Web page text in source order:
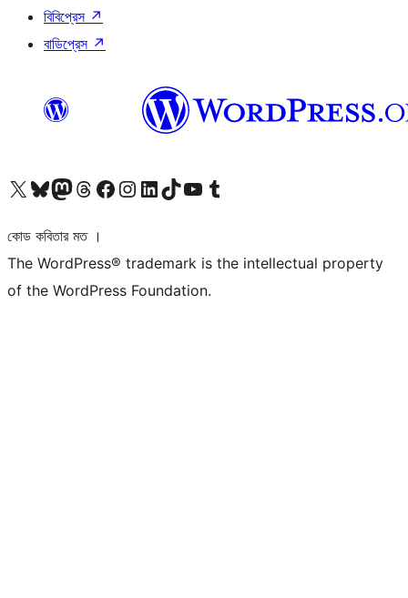
বিবিপ্রেস ↗
বাডিপ্রেস ↗
আমাদের X (আগের টুইটার) অ্যাকাউন্টে যানআমাদের Bluesky অ্যাকাউন্টটি দেখুনআমাদের মাস্টোডন অ্যাকাউন্টটি দেখুনআমাদের থ্রেডস অ্যাকাউন্টটি দেখুনআমাদের ফেসবুক পেজ দেখুনআমাদের ইন্সটাগ্রাম অ্যাকাউন্ট দেখুনআমাদের লিঙ্কডইন অ্যাকাউন্টে যানআমাদের TikTok অ্যাকাউন্টটি দেখুনআমাদের ইউটিউব চ্যানেলে যান আমাদের টাম্বলার অ্যাকাউন্ট দেখুন
কোড কবিতার মত ।
The WordPress® trademark is the intellectual property
of the WordPress Foundation.